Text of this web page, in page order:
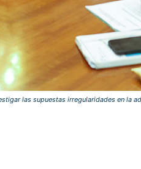
las supuestas irregularidades en la